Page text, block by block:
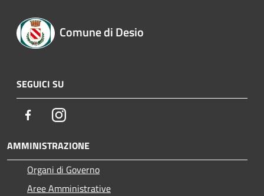
Comune di Desio
SEGUICI SU
FacebookInstagram
AMMINISTRAZIONE
Organi di Governo
Aree Amministrative